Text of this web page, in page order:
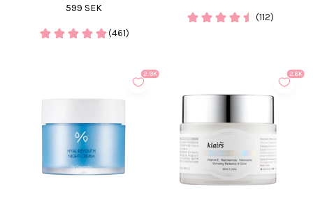
REA-pris
599 SEK
(461)
(112)
2.9K 2.6K